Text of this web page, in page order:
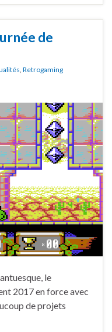
de
Retrogaming
le
2017 en force avec
de projets